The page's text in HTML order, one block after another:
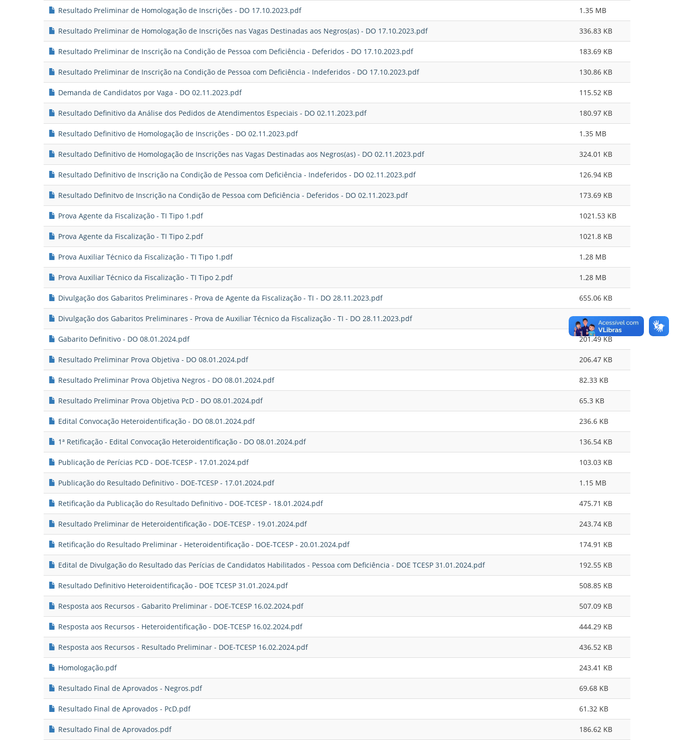
Resultado Preliminar de Homologação de Inscrições - DO 17.10.2023.pdf 1.35 MB
Resultado Preliminar de Homologação de Inscrições nas Vagas Destinadas aos Negros(as) - DO 17.10.2023.pdf 336.83 KB
Resultado Preliminar de Inscrição na Condição de Pessoa com Deficiência - Deferidos - DO 17.10.2023.pdf 183.69 KB
Resultado Preliminar de Inscrição na Condição de Pessoa com Deficiência - Indeferidos - DO 17.10.2023.pdf 130.86 KB
Demanda de Candidatos por Vaga - DO 02.11.2023.pdf 115.52 KB
Resultado Definitivo da Análise dos Pedidos de Atendimentos Especiais - DO 02.11.2023.pdf 180.97 KB
Resultado Definitivo de Homologação de Inscrições - DO 02.11.2023.pdf 1.35 MB
Resultado Definitivo de Homologação de Inscrições nas Vagas Destinadas aos Negros(as) - DO 02.11.2023.pdf 324.01 KB
Resultado Definitivo de Inscrição na Condição de Pessoa com Deficiência - Indeferidos - DO 02.11.2023.pdf 126.94 KB
Resultado Definitvo de Inscrição na Condição de Pessoa com Deficiência - Deferidos - DO 02.11.2023.pdf 173.69 KB
Prova Agente da Fiscalização - TI Tipo 1.pdf 1021.53 KB
Prova Agente da Fiscalização - TI Tipo 2.pdf 1021.8 KB
Prova Auxiliar Técnico da Fiscalização - TI Tipo 1.pdf 1.28 MB
Prova Auxiliar Técnico da Fiscalização - TI Tipo 2.pdf 1.28 MB
Divulgação dos Gabaritos Preliminares - Prova de Agente da Fiscalização - TI - DO 28.11.2023.pdf 655.06 KB
Divulgação dos Gabaritos Preliminares - Prova de Auxiliar Técnico da Fiscalização - TI - DO 28.11.2023.pdf 654.09 KB
Gabarito Definitivo - DO 08.01.2024.pdf 201.49 KB
Resultado Preliminar Prova Objetiva - DO 08.01.2024.pdf 206.47 KB
Resultado Preliminar Prova Objetiva Negros - DO 08.01.2024.pdf 82.33 KB
Resultado Preliminar Prova Objetiva PcD - DO 08.01.2024.pdf 65.3 KB
Edital Convocação Heteroidentificação - DO 08.01.2024.pdf 236.6 KB
1ª Retificação - Edital Convocação Heteroidentificação - DO 08.01.2024.pdf 136.54 KB
Publicação de Perícias PCD - DOE-TCESP - 17.01.2024.pdf 103.03 KB
Publicação do Resultado Definitivo - DOE-TCESP - 17.01.2024.pdf 1.15 MB
Retificação da Publicação do Resultado Definitivo - DOE-TCESP - 18.01.2024.pdf 475.71 KB
Resultado Preliminar de Heteroidentificação - DOE-TCESP - 19.01.2024.pdf 243.74 KB
Retificação do Resultado Preliminar - Heteroidentificação - DOE-TCESP - 20.01.2024.pdf 174.91 KB
Edital de Divulgação do Resultado das Perícias de Candidatos Habilitados - Pessoa com Deficiência - DOE TCESP 31.01.2024.pdf 192.55 KB
Resultado Definitivo Heteroidentificação - DOE TCESP 31.01.2024.pdf 508.85 KB
Resposta aos Recursos - Gabarito Preliminar - DOE-TCESP 16.02.2024.pdf 507.09 KB
Resposta aos Recursos - Heteroidentificação - DOE-TCESP 16.02.2024.pdf 444.29 KB
Resposta aos Recursos - Resultado Preliminar - DOE-TCESP 16.02.2024.pdf 436.52 KB
Homologação.pdf 243.41 KB
Resultado Final de Aprovados - Negros.pdf 69.68 KB
Resultado Final de Aprovados - PcD.pdf 61.32 KB
Resultado Final de Aprovados.pdf 186.62 KB